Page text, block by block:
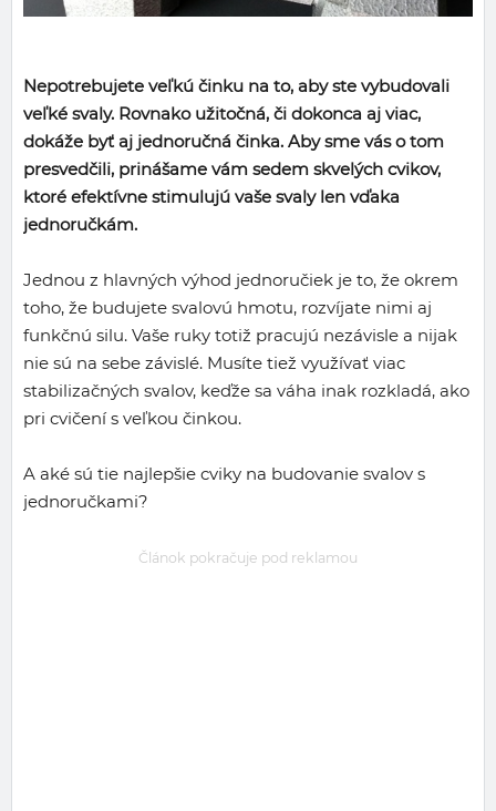
Nepotrebujete veľkú činku na to, aby ste vybudovali
veľké svaly. Rovnako užitočná, či dokonca aj viac,
dokáže byť aj jednoručná činka. Aby sme vás o tom
presvedčili, prinášame vám sedem skvelých cvikov,
ktoré efektívne stimulujú vaše svaly len vďaka
jednoručkám.
Jednou z hlavných výhod jednoručiek je to, že okrem
toho, že budujete svalovú hmotu, rozvíjate nimi aj
funkčnú silu. Vaše ruky totiž pracujú nezávisle a nijak
nie sú na sebe závislé. Musíte tiež využívať viac
stabilizačných svalov, keďže sa váha inak rozkladá, ako
pri cvičení s veľkou činkou.
A aké sú tie najlepšie cviky na budovanie svalov s
jednoručkami?
Článok pokračuje pod reklamou